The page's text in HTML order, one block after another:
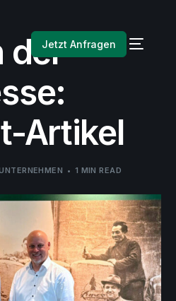
Jetzt Anfragen
der
Artikel
1 MIN READ